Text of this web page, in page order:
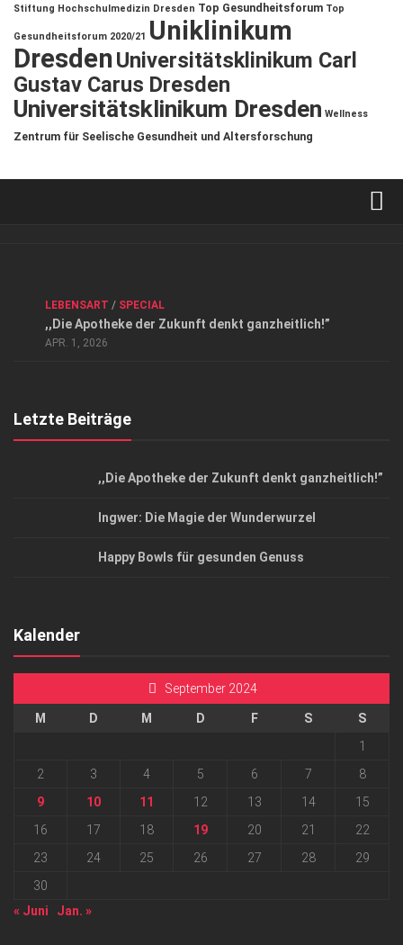
Stiftung Hochschulmedizin Dresden Top Gesundheitsforum Top
Gesundheitsforum 2020/21 Uniklinikum
DresdenUniversitätsklinikum Carl
Gustav Carus Dresden
Universitätsklinikum Dresden Wellness
Zentrum für Seelische Gesundheit und Altersforschung
Datenschutzerklärung
Top Magazin Dresden / Ostsachsen
LEBENSART / SPECIAL
,,Die Apotheke der Zukunft denkt ganzheitlich!”
APR. 1, 2026
Letzte Beiträge
,,Die Apotheke der Zukunft denkt ganzheitlich!”
Ingwer: Die Magie der Wunderwurzel
Happy Bowls für gesunden Genuss
Kalender
September 2024
M D M D F S
S
1
2
3 4 5 6 7
8
9
10 11 12 13 14
15
16
17 18 19 20 21
22
23
24 25 26 27 28
29
30
« Juni
Jan. »